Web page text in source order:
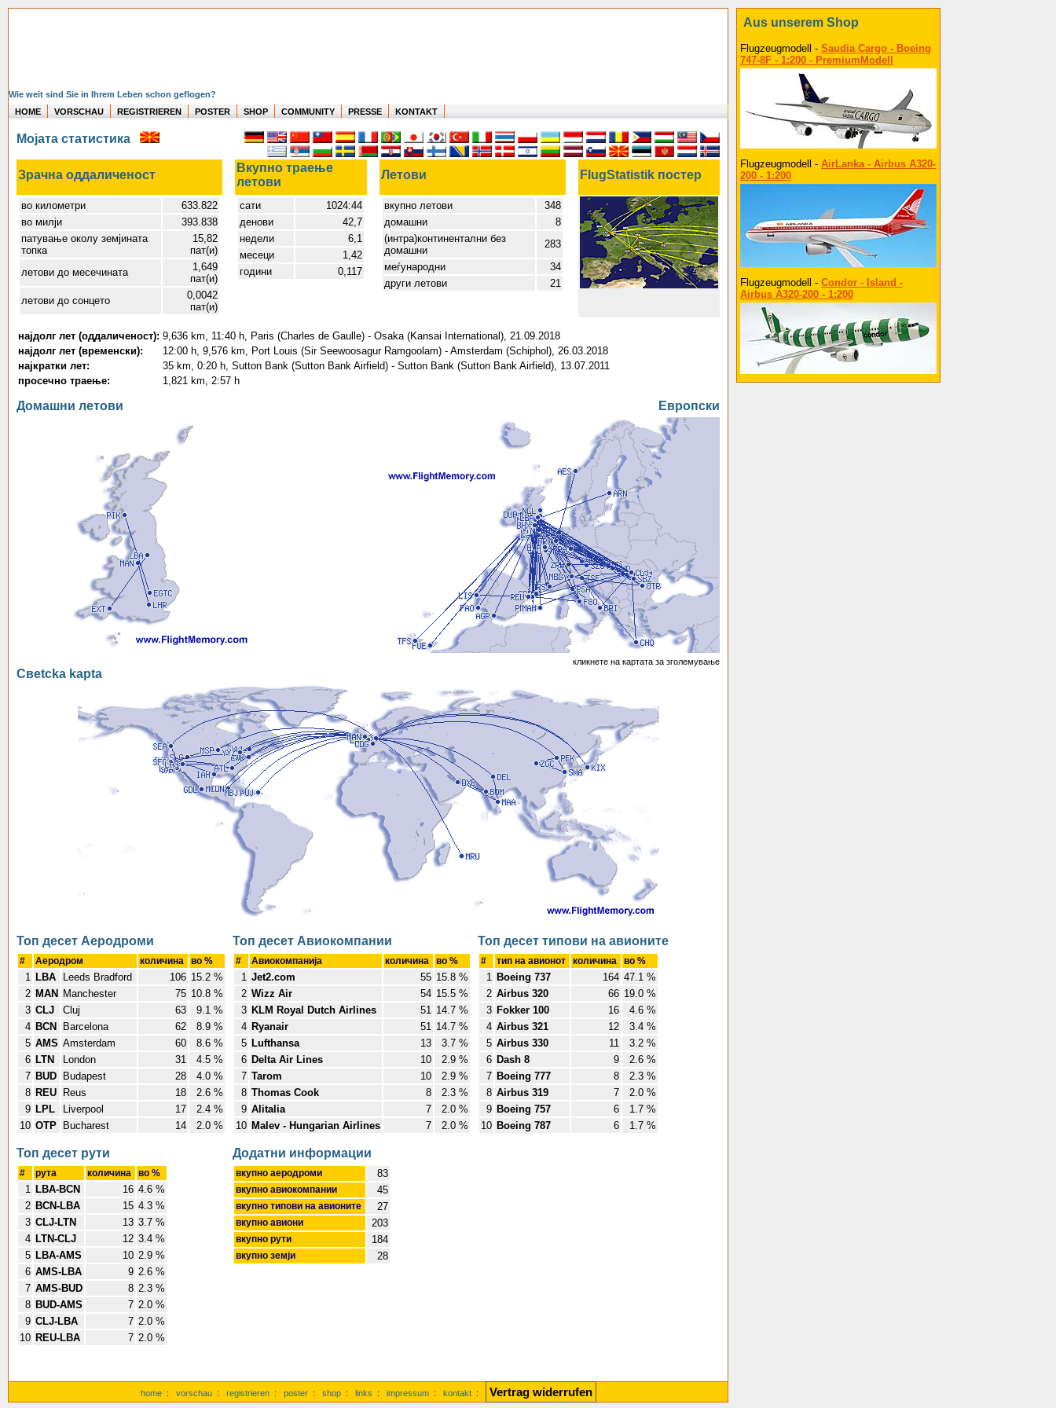
Wie weit sind Sie in Ihrem Leben schon geflogen?
HOME
VORSCHAU REGISTRIEREN POSTER SHOP COMMUNITY PRESSE KONTAKT
Мојата статистика
Зрачна оддаличеност
Вкупно траење
летови
Летови FlugStatistik постер
во километри
633.822
во милји
393.838
патување околу земјината
топка
15,82
пат(и)
летови до месечината
1,649
пат(и)
летови до сонцето
0,0042
пат(и)
сати
1024:44
денови
42,7
недели
6,1
месеци
1,42
години
0,117
вкупно летови
348
домашни
8
(интра)континентални без
домашни
283
меѓународни
34
други летови
21
најдолг лет (оддаличеност): 9,636 km, 11:40 h, Paris (Charles de Gaulle) - Osaka (Kansai International), 21.09.2018
најдолг лет (временски):
12:00 h, 9,576 km, Port Louis (Sir Seewoosagur Ramgoolam) - Amsterdam (Schiphol), 26.03.2018
најкратки лет:
35 km, 0:20 h, Sutton Bank (Sutton Bank Airfield) - Sutton Bank (Sutton Bank Airfield), 13.07.2011
просечно траење:
1,821 km, 2:57 h
Домашни летови Европски
кликнете на картата за зголемување
Свetcka kapta
Топ десет Аеродроми
# Аеродром количина во %
1 LBA Leeds Bradford 106 15.2 %
2 MAN Manchester 75 10.8 %
3 CLJ Cluj 63
9.1 %
4 BCN Barcelona 62
8.9 %
5 AMS Amsterdam 60
8.6 %
6 LTN London 31
4.5 %
7 BUD Budapest 28
4.0 %
8 REU Reus 18
2.6 %
9 LPL Liverpool 17
2.4 %
10 OTP Bucharest 14 2.0 %
Топ десет Авиокомпании
# Авиокомпанија количина во %
1 Jet2.com 55 15.8 %
2 Wizz Air 54 15.5 %
3 KLM Royal Dutch Airlines 51 14.7 %
4 Ryanair 51 14.7 %
5 Lufthansa 13
3.7 %
6 Delta Air Lines 10
2.9 %
7 Tarom 10
2.9 %
8 Thomas Cook 8
2.3 %
9 Alitalia 7
2.0 %
10 Malev - Hungarian Airlines 7 2.0 %
Топ десет типови на авионите
# тип на авионот количина во %
1 Boeing 737 164 47.1 %
2 Airbus 320 66 19.0 %
3 Fokker 100 16
4.6 %
4 Airbus 321 12
3.4 %
5 Airbus 330 11
3.2 %
6 Dash 8 9
2.6 %
7 Boeing 777 8
2.3 %
8 Airbus 319 7
2.0 %
9 Boeing 757 6
1.7 %
10 Boeing 787 6 1.7 %
Топ десет pути
# pута количина во %
1 LBA-BCN 16 4.6 %
2 BCN-LBA 15 4.3 %
3 CLJ-LTN 13 3.7 %
4 LTN-CLJ 12 3.4 %
5 LBA-AMS 10 2.9 %
6 AMS-LBA 9 2.6 %
7 AMS-BUD 8 2.3 %
8 BUD-AMS 7 2.0 %
9 CLJ-LBA 7 2.0 %
10 REU-LBA 7 2.0 %
Додатни информации
вкупно аеродроми 83
вкупно авиокомпании 45
вкупно типови на авионите 27
вкупно авиони 203
вкупно pути 184
вкупно земји 28
home: vorschau: registrieren: poster: shop: links : impressum: kontakt: Vertrag widerrufen
Aus unserem Shop
Flugzeugmodell - Saudia Cargo - Boeing
747-8F - 1:200 - PremiumModell
Flugzeugmodell - AirLanka - Airbus A320-
200 - 1:200
Flugzeugmodell - Condor - Island -
Airbus A320-200 - 1:200